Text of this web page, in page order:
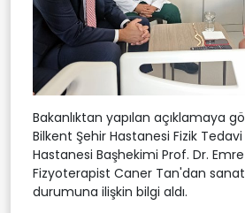
Bakanlıktan yapılan açıklamaya
Bilkent Şehir Hastanesi Fizik
Hastanesi Başhekimi Prof. Dr.
Fizyoterapist Caner Tan'dan
durumuna ilişkin bilgi aldı.